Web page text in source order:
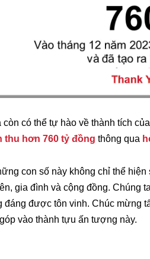
còn có thể tự hào về thành tích
thu hơn 760 tỷ đồng thông qua
con số này không chỉ thể
gia đình và cộng đồng. Chúng
đáng được tôn vinh. Chúc mừng
vào thành tựu ấn tượng này.